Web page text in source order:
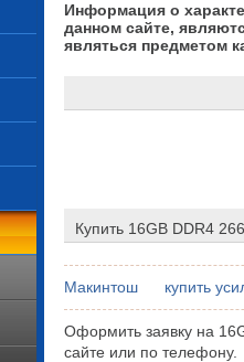
Информация о
данном сайте,
являться предметом
Купить 16GB DDR4
Макинтош купить
Оформить заявку на
сайте или по телефону.